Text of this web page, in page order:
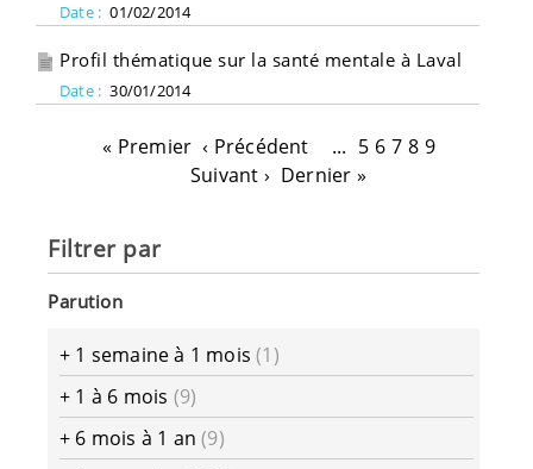
Date : 01/02/2014
Profil thématique sur la santé mentale à Laval
Date : 30/01/2014
« Premier ‹ Précédent ... 5 6 7 8 9
Suivant › Dernier »
Filtrer par
Parution
+ 1 semaine à 1 mois (1)
+ 1 à 6 mois (9)
+ 6 mois à 1 an (9)